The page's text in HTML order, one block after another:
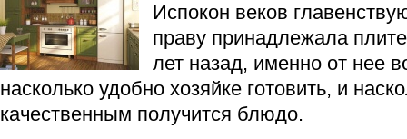
Испокон веков
праву принадлежала
лет назад, именно от нее
насколько удобно хозяйке готовить, и
качественным получится блюдо.